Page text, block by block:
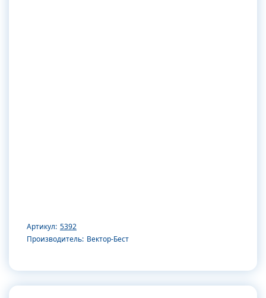
Артикул: 5392
Производитель: Вектор-Бест